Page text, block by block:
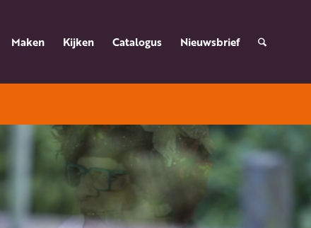
Maken Kijken Catalogus Nieuwsbrief